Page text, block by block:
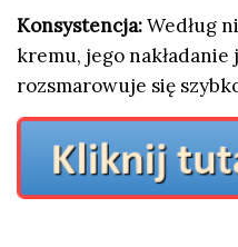
Konsystencja:Według
kremu, jego
rozsmarowuje się